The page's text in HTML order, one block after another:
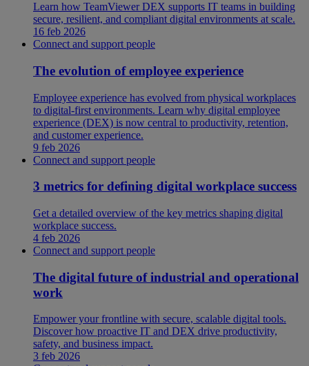
Learn how TeamViewer DEX supports IT teams in building
secure, resilient, and compliant digital environments at scale.
16 feb 2026
Connect and support people
The evolution of employee experience
Employee experience has evolved from physical workplaces
to digital-first environments. Learn why digital employee
experience (DEX) is now central to productivity, retention,
and customer experience.
9 feb 2026
Connect and support people
3 metrics for defining digital workplace success
Get a detailed overview of the key metrics shaping digital
workplace success.
4 feb 2026
Connect and support people
The digital future of industrial and operational
work
Empower your frontline with secure, scalable digital tools.
Discover how proactive IT and DEX drive productivity,
safety, and business impact.
3 feb 2026